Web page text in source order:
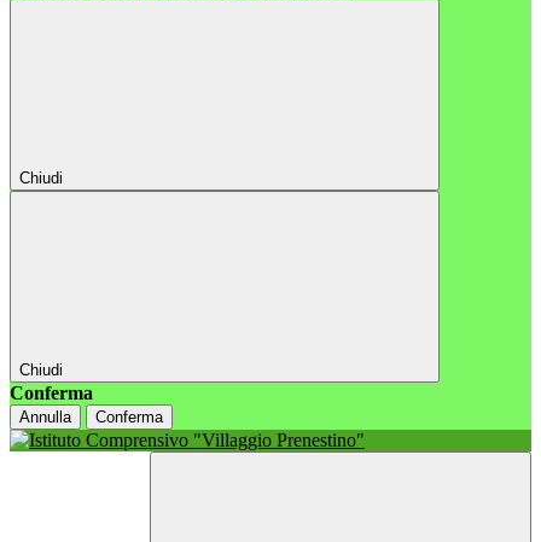
Chiudi
Chiudi
Conferma
Annulla Conferma